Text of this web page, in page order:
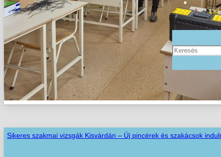
Sikeres szakmai vizsgák Kisvárdán – Új pincérek és szakácsok